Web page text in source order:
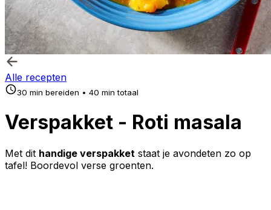
Alle recepten
30 min bereiden • 40 min totaal
Verspakket - Roti masala
Met dit handige verspakket staat je avondeten zo op
tafel! Boordevol verse groenten.